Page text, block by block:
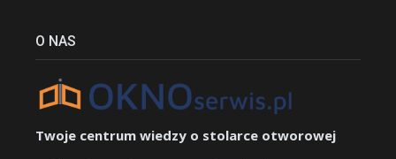
O NAS
Twoje centrum wiedzy o stolarce otworowej